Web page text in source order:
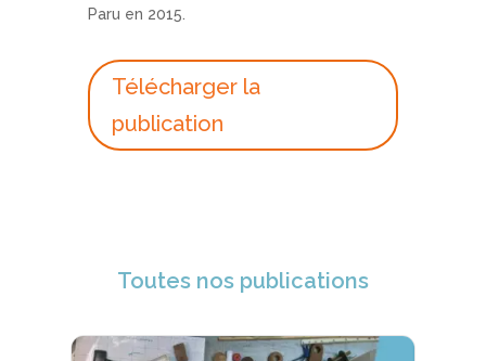
Paru en 2015.
Télécharger la
publication
Toutes nos publications